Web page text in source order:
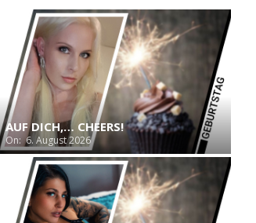
AUF DICH,… CHEERS!
On: 6. August 2026